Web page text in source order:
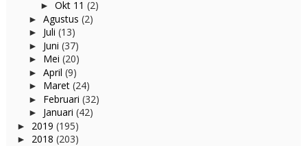
► Okt 11 (2)
► Agustus (2)
► Juli (13)
► Juni (37)
► Mei (20)
► April (9)
► Maret (24)
► Februari (32)
► Januari (42)
► 2019 (195)
► 2018 (203)